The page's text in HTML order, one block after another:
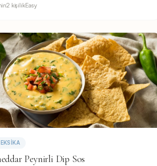
2 kişilikEasy
Peynirli Dip Sos